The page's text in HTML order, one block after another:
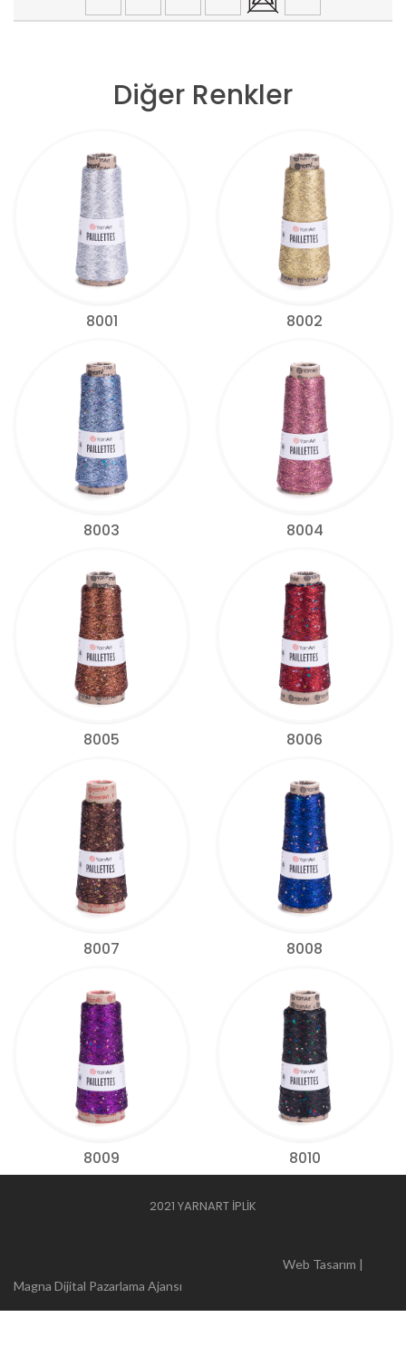
Diğer Renkler
8001 8002
8003 8004
8005 8006
8007 8008
8009 8010
2021 YARNART İPLİK
Web Tasarım |
Magna Dijital Pazarlama Ajansı